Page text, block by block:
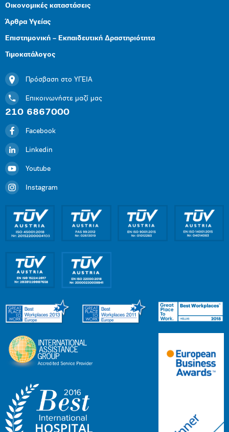
Οικονομικές καταστάσεις
Άρθρα Υγείας
Επιστημονική – Εκπαιδευτική Δραστηριότητα
Τιμοκατάλογος
Πρόσβαση στο ΥΓΕΙΑ
Επικοινωνήστε μαζί μας
210 6867000
Facebook
Linkedin
Youtube
Instagram